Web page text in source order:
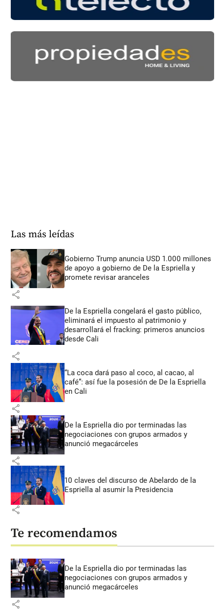
Las más leídas
Gobierno Trump anuncia USD 1.000 millones
de apoyo a gobierno de De la Espriella y
promete revisar aranceles
share
De la Espriella congelará el gasto público,
eliminará el impuesto al patrimonio y
desarrollará el fracking: primeros anuncios
desde Cali
share
“La coca dará paso al coco, al cacao, al
café”: así fue la posesión de De la Espriella
en Cali
share
De la Espriella dio por terminadas las
negociaciones con grupos armados y
anunció megacárceles
share
10 claves del discurso de Abelardo de la
Espriella al asumir la Presidencia
share
Te recomendamos
De la Espriella dio por terminadas las
negociaciones con grupos armados y
anunció megacárceles
share